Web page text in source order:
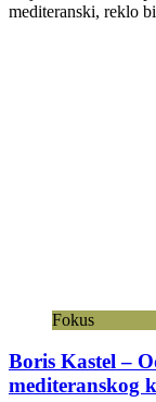
mediteranski, reklo
Fokus
Boris Kastel –
mediteranskog